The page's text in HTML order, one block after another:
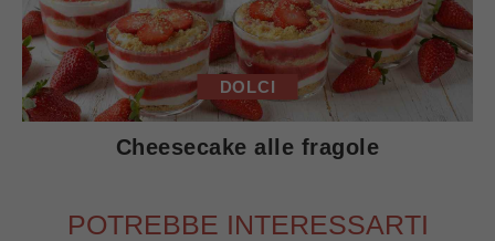
DOLCI
Cheesecake alle fragole
POTREBBE INTERESSARTI